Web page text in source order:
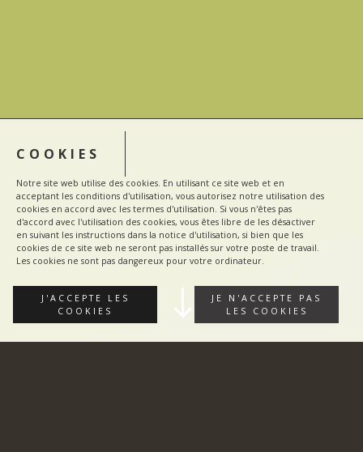
COOKIES
Notre site web utilise des cookies. En utilisant ce site web et en
acceptant les conditions d'utilisation, vous autorisez notre utilisation des
cookies en accord avec les termes d'utilisation. Si vous n'êtes pas
d'accord avec l'utilisation des cookies, vous êtes libre de les désactiver
en suivant les instructions dans la notice d'utilisation, si bien que les
cookies de ce site web ne seront pas installés sur votre poste de travail.
Les cookies ne sont pas dangereux pour votre ordinateur.
J'ACCEPTE LES
COOKIES
JE N'ACCEPTE PAS
LES COOKIES
"